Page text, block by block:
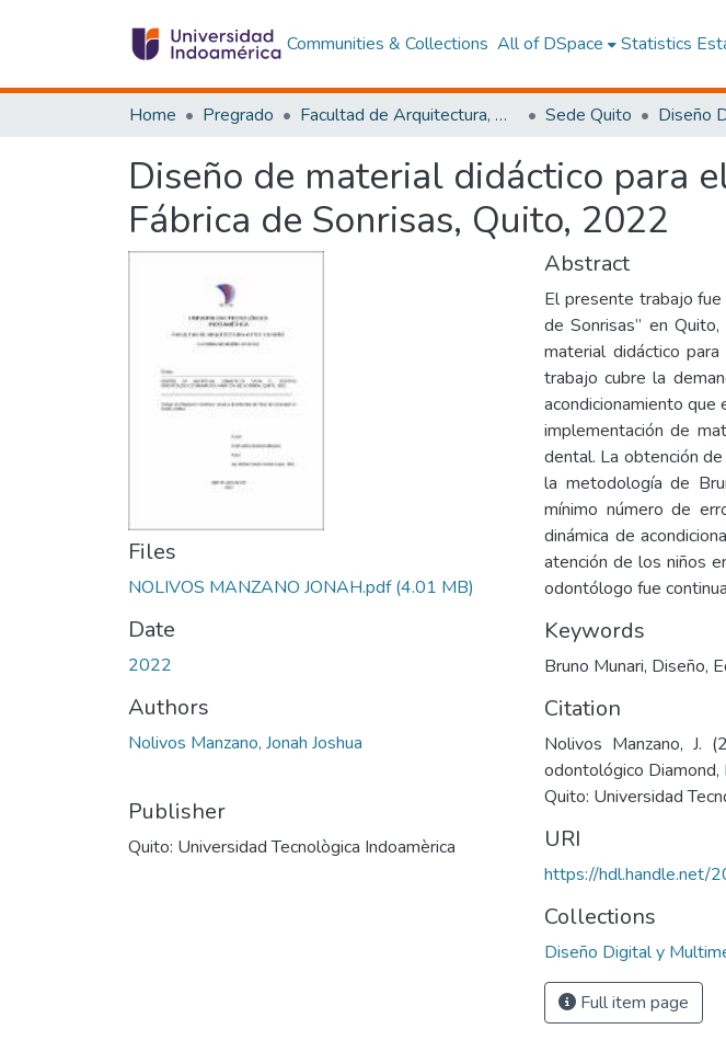
Communities & Collections All of DSpace Statistics
Home Pregrado Facultad de Arquitectura, Artes y Diseño Sede Quito
Diseño de material didáctico para
Fábrica de Sonrisas, Quito, 2022
Files
NOLIVOS MANZANO JONAH.pdf(4.01 MB)
Date
2022
Authors
Nolivos Manzano, Jonah Joshua
Publisher
Quito: Universidad Tecnològica Indoamèrica
Abstract
El presente trabajo
de Sonrisas” en
material didáctico
trabajo cubre la
acondicionamiento
implementación de
dental. La obtención
la metodología de
mínimo número de
dinámica de
atención de los niños
odontólogo fue
Keywords
Bruno Munari, Diseño,
Citation
Nolivos Manzano, J.
odontológico
Quito: Universidad
URI
https://hdl.handle.net/
Collections
Diseño Digital y
Full item page